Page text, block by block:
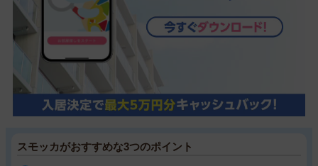
スモッカがおすすめな3つのポイント